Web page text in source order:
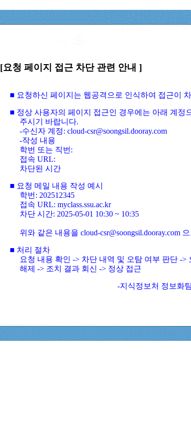
[요청 페이지 접근 차단 관련 안내 ]
■ 요청하신 페이지는 웹공격으로 인식하여 접근이
■ 정상 사용자의 페이지 접근인 경우에는 아래 계정
주시기 바랍니다.
-수신자 계정: cloud-csr@soongsil.dooray.com
-작성 내용
학번 또는 직번:
접속 URL:
차단된 시간
■ 요청 메일 내용 작성 예시
학번: 202512345
접속 URL: myclass.ssu.ac.kr
차단 시간: 2025-05-01 10:30 ~ 10:35
위와 같은 내용을 cloud-csr@soongsil.dooray.com
■ 처리 절차
요청 내용 확인 -> 차단 내역 및 오탐 여부 판단 -
해제 -> 조치 결과 회신 -> 정상 접근
-지식정보처 정보화